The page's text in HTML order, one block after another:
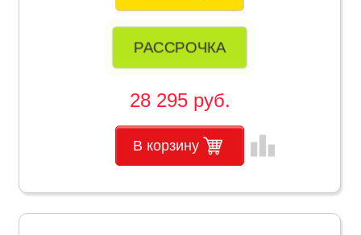
РАССРОЧКА
28 295 руб.
В корзину leaderboard